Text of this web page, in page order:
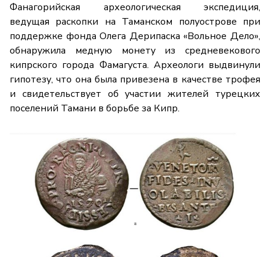
Фанагорийская археологическая экспедиция,
ведущая раскопки на Таманском полуострове при
поддержке фонда Олега Дерипаска «Вольное Дело»,
обнаружила медную монету из средневекового
кипрского города Фамагуста. Археологи выдвинули
гипотезу, что она была привезена в качестве трофея
и свидетельствует об участии жителей турецких
поселений Тамани в борьбе за Кипр.